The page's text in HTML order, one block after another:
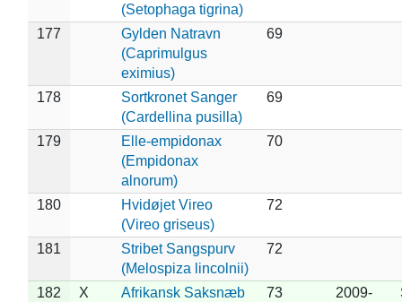
(Setophaga tigrina)
177
Gylden Natravn
(Caprimulgus
eximius)
69
178
Sortkronet Sanger
(Cardellina pusilla)
69
179
Elle-empidonax
(Empidonax
alnorum)
70
180
Hvidøjet Vireo
(Vireo griseus)
72
181
Stribet Sangspurv
(Melospiza lincolnii)
72
182 X
Afrikansk Saksnæb
73
2009-